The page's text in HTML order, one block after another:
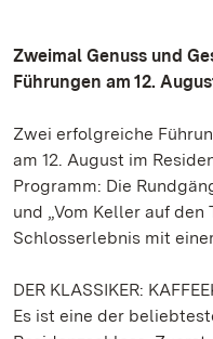
Zweimal Genuss und
Führungen am 12.
Zwei erfolgreiche
am 12. August im
Programm: Die
und „Vom Keller auf
Schlosserlebnis mit
DER KLASSIKER:
Es ist eine der